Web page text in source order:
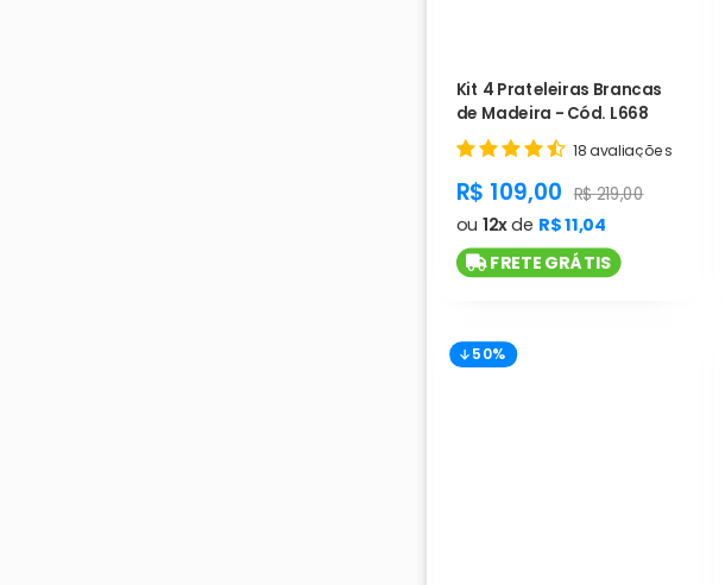
Kit 4 Prateleiras Brancas
de Madeira - Cód. L668
18 avaliações
R$ 109,00 R$ 219,00
ou 12xde R$ 11,04
FRETE GRÁTIS
50%